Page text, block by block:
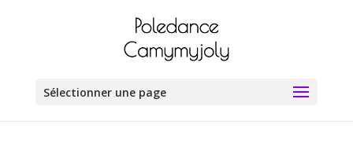
Sélectionner une page